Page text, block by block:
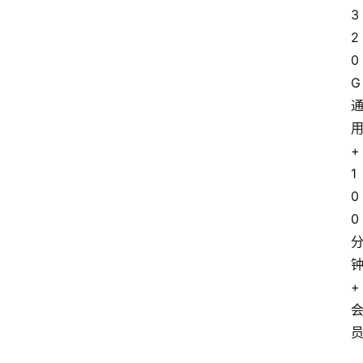
3
2
0
G
通
用
+
1
0
0
分
钟
+
会
员